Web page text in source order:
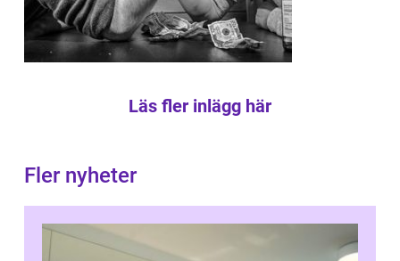
Läs fler inlägg här
Fler nyheter